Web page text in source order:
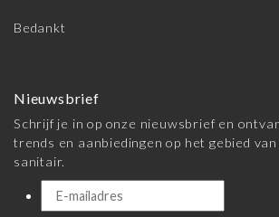
Bedankt
Nieuwsbrief
Schrijf je in op onze nieuwsbrief en
trends en aanbiedingen op het gebied
sanitair.